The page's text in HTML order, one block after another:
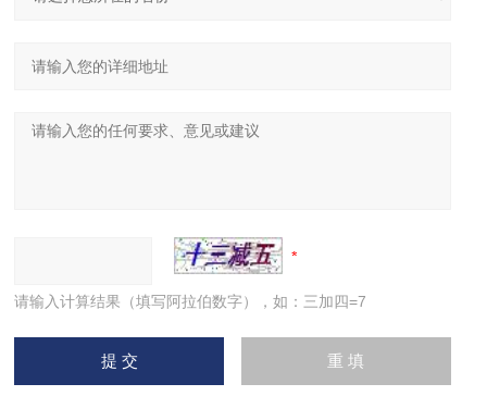
请输入计算结果（填写阿拉伯数字），如：三加四=7